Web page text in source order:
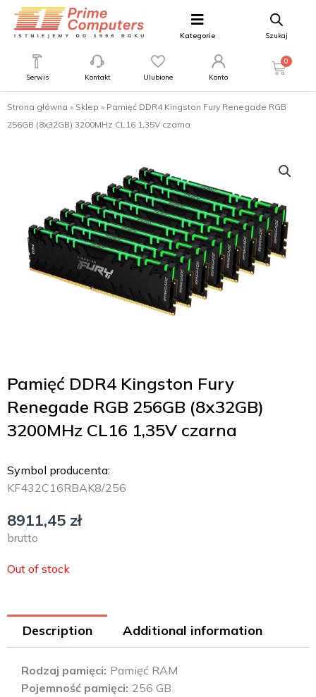
Kategorie Szukaj
Serwis Kontakt Ulubione Konto
0
Strona główna » Sklep » Pamięć DDR4 Kingston Fury Renegade RGB
256GB (8x32GB) 3200MHz CL16 1,35V czarna
Pamięć DDR4 Kingston Fury
Renegade RGB 256GB (8x32GB)
3200MHz CL16 1,35V czarna
Symbol producenta:
KF432C16RBAK8/256
8911,45 zł
brutto
Out of stock
Description Additional information
Rodzaj pamięci Pamięć RAM
Pojemność pamięci 256 GB